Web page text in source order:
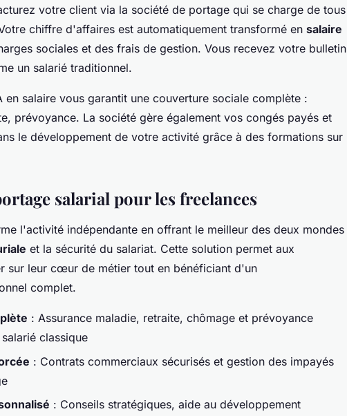
votre client via la société de portage qui se charge de tous
chiffre d'affaires est automatiquement transformé en salaire
sociales et des frais de gestion. Vous recevez votre bulletin
un salarié traditionnel.
en salaire vous garantit une couverture sociale complète :
prévoyance. La société gère également vos congés payés et
le développement de votre activité grâce à des formations sur
salarial pour les freelances
l'activité indépendante en offrant le meilleur des deux mondes
et la sécurité du salariat. Cette solution permet aux
sur leur cœur de métier tout en bénéficiant d'un
complet.
: Assurance maladie, retraite, chômage et prévoyance
classique
: Contrats commerciaux sécurisés et gestion des impayés
: Conseils stratégiques, aide au développement